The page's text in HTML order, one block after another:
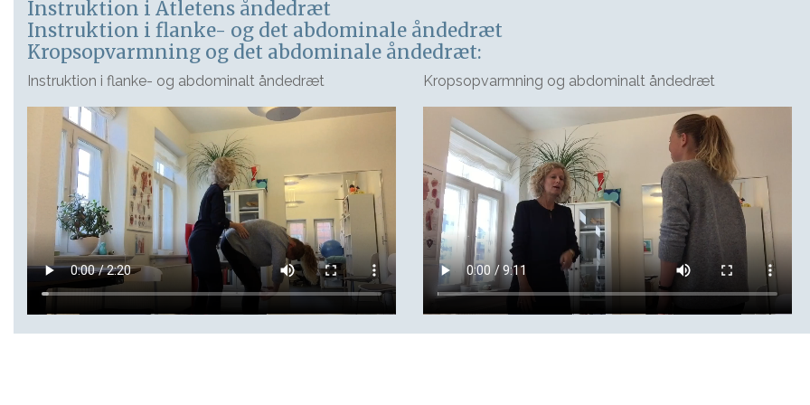
Instruktion i Atletens åndedræt
Instruktion i flanke- og det abdominale åndedræt
Kropsopvarmning og det abdominale åndedræt:
Instruktion i flanke- og abdominalt åndedræt Kropsopvarmning og abdominalt åndedræt